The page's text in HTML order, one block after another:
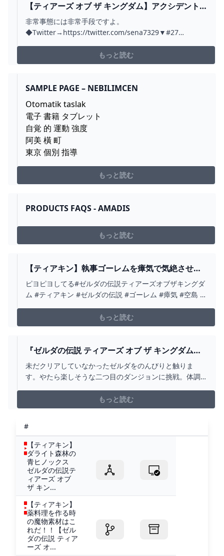
【ティアーズ オブ ザ キングダム】アクシデント
にどう向き合うか。 #28 - YOUTUBE
非常事態には非常手段ですよ。
◆Twitter→https://twitter.com/sena7329▼#27
→https://youtu.be/s8EHAPI4l8000:00 やらかした00:22
水の神殿RTA10:17 水の神殿に巣食う...
もっと読む
SAMPLE PAGE – NEBILIMCEN
Otomatik taslak
電子 書籍 タブレット
自覚 的 運動 強度
阿美 橫 町
東京 個別 指導
もっと読む
PRODUCTS FAQS - AMADIS
もっと読む
【ティアキン】執事ゴーレムを瘴気で気絶させて
遊ぶリンク【ゼルダの伝説 ティアーズ オブ ザ キ
ングダム】 - YOUTUBE
ピヨピヨしてる#ゼルダの伝説ティアーズオブザキングダ
ム #ティアキン #ゼルダの伝説 #ゴーレム #瘴気 #空島 #
もっと読む
『ゼルダの伝説 ティアーズ オブ ザ キングダム』
炎の神殿攻略～実況生配信【ティアキン】 -
YOUTUBE
未だクリアしていなかったゼルダをのんびりと触りま
す。やたら楽しそうな二つ目のダンジョンに挑戦。体調
ポチッと頂ければ嬉しいです！ゼルダ再生リスト →
https://youtube.com/playlist?list=PL2I7uTqlOR92B-
もっと読む
#
【ティアキン】
ダライト森林の
青ヒノックス
ゼルダの伝説テ
ィアーズ オブ
ザ キン...
【ティアキン】
薬料理を作る時
の魔物素材はこ
れだ！！【ゼル
ダの伝説 ティア
ーズ オ...